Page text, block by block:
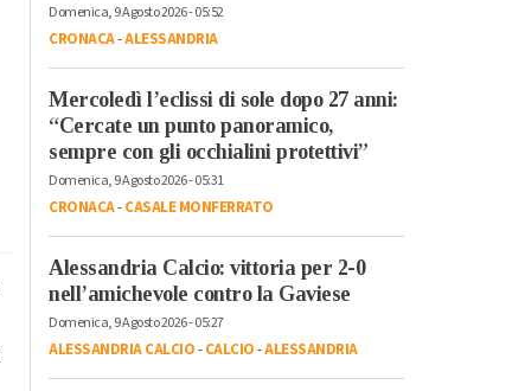
Domenica, 9 Agosto 2026 - 05:52
CRONACA-ALESSANDRIA
Mercoledì l’eclissi di sole dopo 27 anni:
“Cercate un punto panoramico,
sempre con gli occhialini protettivi”
Domenica, 9 Agosto 2026 - 05:31
CRONACA-CASALE MONFERRATO
Alessandria Calcio: vittoria per 2-0
nell’amichevole contro la Gaviese
Domenica, 9 Agosto 2026 - 05:27
ALESSANDRIA CALCIO-CALCIO-ALESSANDRIA